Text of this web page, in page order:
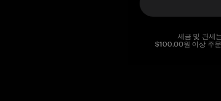
세금 및 관세
$100.00원 이상 주